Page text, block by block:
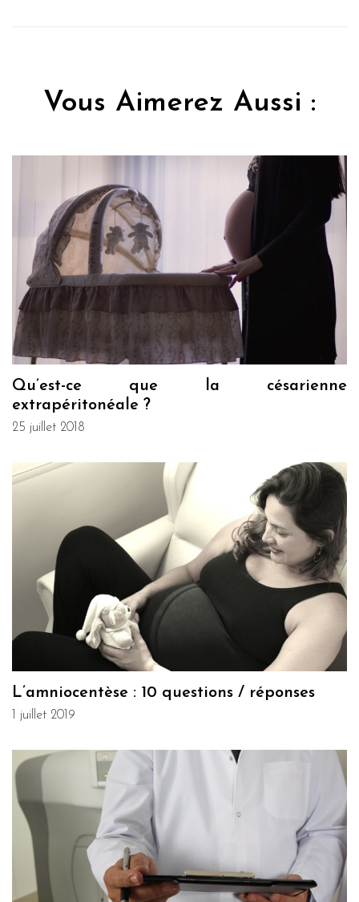
Vous Aimerez Aussi :
Qu’est-ce que la césarienne
extrapéritonéale ?
25 juillet 2018
L’amniocentèse : 10 questions / réponses
1 juillet 2019